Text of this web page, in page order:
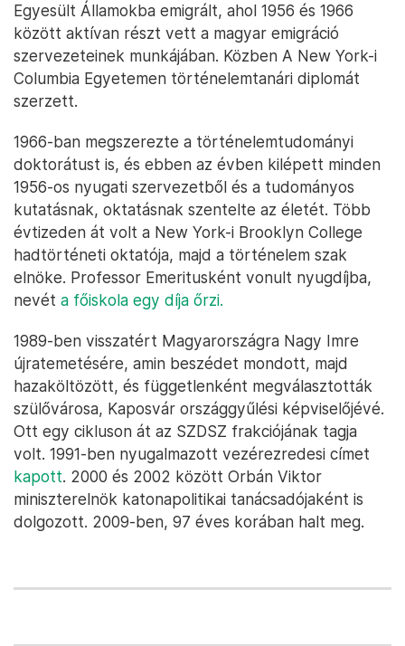
Egyesült Államokba emigrált, ahol 1956 és 1966
között aktívan részt vett a magyar emigráció
szervezeteinek munkájában. Közben A New York-i
Columbia Egyetemen történelemtanári diplomát
szerzett.
1966-ban megszerezte a történelemtudományi
doktorátust is, és ebben az évben kilépett minden
1956-os nyugati szervezetből és a tudományos
kutatásnak, oktatásnak szentelte az életét. Több
évtizeden át volt a New York-i Brooklyn College
hadtörténeti oktatója, majd a történelem szak
elnöke. Professor Emeritusként vonult nyugdíjba,
nevét a főiskola egy díja őrzi.
1989-ben visszatért Magyarországra Nagy Imre
újratemetésére, amin beszédet mondott, majd
hazaköltözött, és függetlenként megválasztották
szülővárosa, Kaposvár országgyűlési képviselőjévé.
Ott egy cikluson át az SZDSZ frakciójának tagja
volt. 1991-ben nyugalmazott vezérezredesi címet
kapott. 2000 és 2002 között Orbán Viktor
miniszterelnök katonapolitikai tanácsadójaként is
dolgozott. 2009-ben, 97 éves korában halt meg.